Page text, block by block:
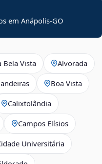
em Anápolis-GO
Bela Vista Alvorada
Boa Vista
Calixtolândia
Campos Elísios
Universitária